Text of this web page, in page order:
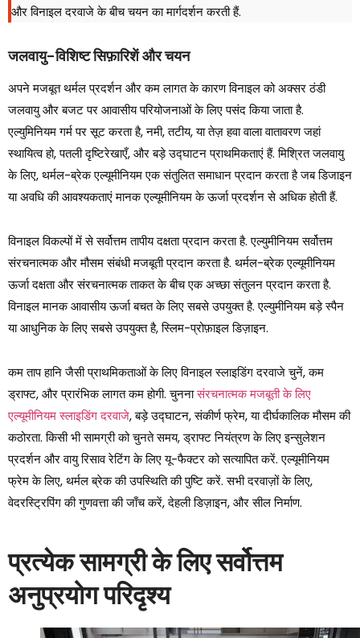
और विनाइल दरवाजे के बीच चयन का मार्गदर्शन करती हैं.
जलवायु-विशिष्ट सिफ़ारिशें और चयन
अपने मजबूत थर्मल प्रदर्शन और कम लागत के कारण विनाइल को अक्सर ठंडी
जलवायु और बजट पर आवासीय परियोजनाओं के लिए पसंद किया जाता है.
एल्युमिनियम गर्म पर सूट करता है, नमी, तटीय, या तेज़ हवा वाला वातावरण जहां
स्थायित्व हो, पतली दृष्टिरेखाएँ, और बड़े उद्घाटन प्राथमिकताएं हैं. मिश्रित जलवायु
के लिए, थर्मल-ब्रेक एल्यूमीनियम एक संतुलित समाधान प्रदान करता है जब डिजाइन
या अवधि की आवश्यकताएं मानक एल्यूमीनियम के ऊर्जा प्रदर्शन से अधिक होती हैं.
विनाइल विकल्पों में से सर्वोत्तम तापीय दक्षता प्रदान करता है. एल्युमीनियम सर्वोत्तम
संरचनात्मक और मौसम संबंधी मजबूती प्रदान करता है. थर्मल-ब्रेक एल्यूमीनियम
ऊर्जा दक्षता और संरचनात्मक ताकत के बीच एक अच्छा संतुलन प्रदान करता है.
विनाइल मानक आवासीय ऊर्जा बचत के लिए सबसे उपयुक्त है. एल्युमीनियम बड़े स्पैन
या आधुनिक के लिए सबसे उपयुक्त है, स्लिम-प्रोफ़ाइल डिज़ाइन.
कम ताप हानि जैसी प्राथमिकताओं के लिए विनाइल स्लाइडिंग दरवाजे चुनें, कम
ड्राफ्ट, और प्रारंभिक लागत कम होगी. चुननासंरचनात्मक मजबूती के लिए
एल्यूमीनियम स्लाइडिंग दरवाजे, बड़े उद्घाटन, संकीर्ण फ्रेम, या दीर्घकालिक मौसम की
कठोरता. किसी भी सामग्री को चुनते समय, ड्राफ्ट नियंत्रण के लिए इन्सुलेशन
प्रदर्शन और वायु रिसाव रेटिंग के लिए यू-फैक्टर को सत्यापित करें. एल्यूमीनियम
फ्रेम के लिए, थर्मल ब्रेक की उपस्थिति की पुष्टि करें. सभी दरवाज़ों के लिए,
वेदरस्ट्रिपिंग की गुणवत्ता की जाँच करें, देहली डिज़ाइन, और सील निर्माण.
प्रत्येक सामग्री के लिए सर्वोत्तम
अनुप्रयोग परिदृश्य